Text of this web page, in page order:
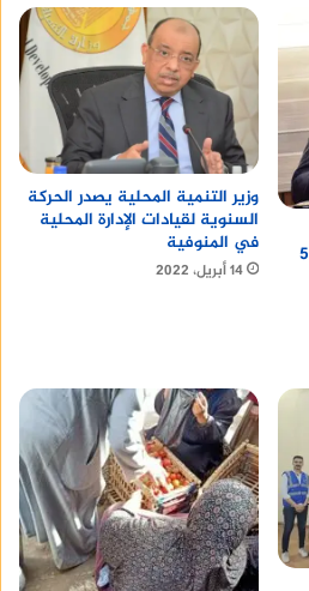
لقيادات الإدارة المحلية تعيين 5
وزير التنمية المحلية يصدر الحركة
السنوية لقيادات الإدارة المحلية
في المنوفية
14 أبريل، 2022